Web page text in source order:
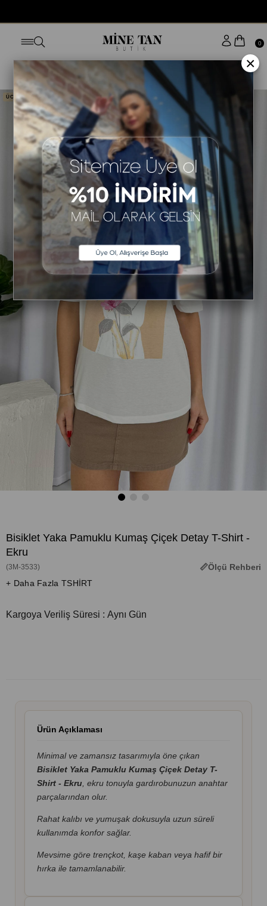
0
Anasayfa ÜST GİYİM TSHİRT
ÜCRETSİZ KARGO
Bisiklet Yaka Pamuklu Kumaş Çiçek Detay T-Shirt -
Ekru
(3M-3533)
Ölçü Rehberi
+ Daha Fazla TSHİRT
Kargoya Veriliş Süresi : Aynı Gün
Ürün Açıklaması
Minimal ve zamansız tasarımıyla öne çıkan
Bisiklet Yaka Pamuklu Kumaş Çiçek Detay T-
Shirt - Ekru , ekru tonuyla gardırobunuzun anahtar
parçalarından olur.
Rahat kalıbı ve yumuşak dokusuyla uzun süreli
kullanımda konfor sağlar.
Mevsime göre trençkot, kaşe kaban veya hafif bir
hırka ile tamamlanabilir.
×